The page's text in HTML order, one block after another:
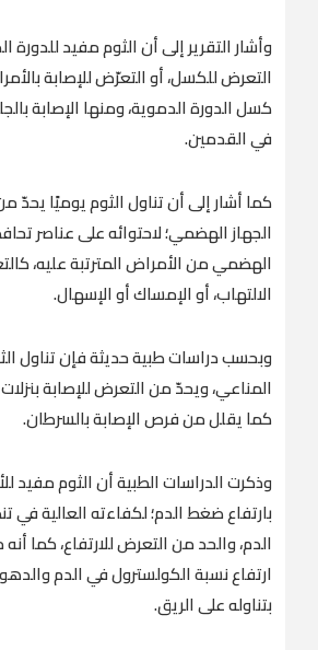
وأشار التقرير إلى أن الثوم مفيد
التعرض للكسل، أو التعرّض للإصابة
كسل الدورة الدموية، ومنها الإصابة
في القدمين.
كما أشار إلى أن تناول الثوم يوميًا يحدّ
الجهاز الهضمي؛ لاحتوائه على عناصر
الهضمي من الأمراض المترتبة عليه،
الالتهاب، أو الإمساك أو الإسهال.
وبحسب دراسات طبية حديثة فإن تناول
المناعي، ويحدّ من التعرض للإصابة بنزلات
كما يقلل من فرص الإصابة بالسرطان.
وذكرت الدراسات الطبية أن الثوم مفيد
بارتفاع ضغط الدم؛ لكفاءته العالية
الدم، والحد من التعرض للارتفاع، كما
ارتفاع نسبة الكولسترول في الدم
بتناوله على الريق.